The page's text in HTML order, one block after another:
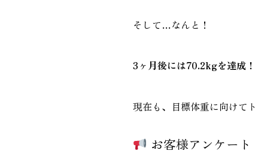
そして…なんと！
3ヶ月後には70.2kgを達成！
現在も、目標体重に向けて
お客様アンケート